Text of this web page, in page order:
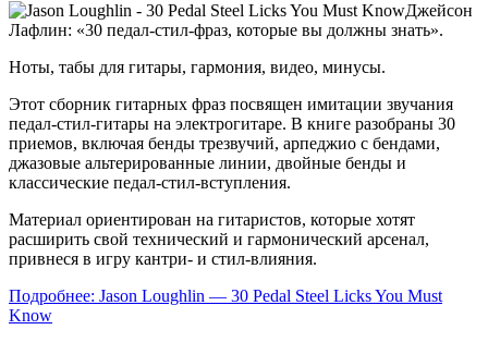
Джейсон
Лафлин: «30 педал-стил-фраз, которые вы должны знать».
Ноты, табы для гитары, гармония, видео, минусы.
Этот сборник гитарных фраз посвящен имитации звучания
педал-стил-гитары на электрогитаре. В книге разобраны 30
приемов, включая бенды трезвучий, арпеджио с бендами,
джазовые альтерированные линии, двойные бенды и
классические педал-стил-вступления.
Материал ориентирован на гитаристов, которые хотят
расширить свой технический и гармонический арсенал,
привнеся в игру кантри- и стил-влияния.
Подробнее: Jason Loughlin — 30 Pedal Steel Licks You Must
Know